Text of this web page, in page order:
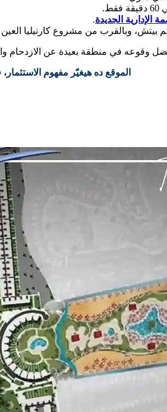
الإدارية الجديدة.
بيتش، وبالقرب من مشروع كارنيليا
وقوعه في منطقة بعيدة عن الازدحام
الموقع ده هيغيّر مفهوم